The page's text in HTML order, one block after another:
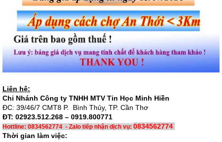
Liên hệ:
Chi Nhánh Công ty TNHH MTV Tin Học Minh Hiền
ĐC: 39/46/7 CMT8 P. Bình Thủy, TP. Cần Thơ
ĐT: 02923.512.268 – 0919.800771
Hottline: 0834562774 - Zalo tiếp nhận dịch vụ: 0834562774
Thời gian làm việc: